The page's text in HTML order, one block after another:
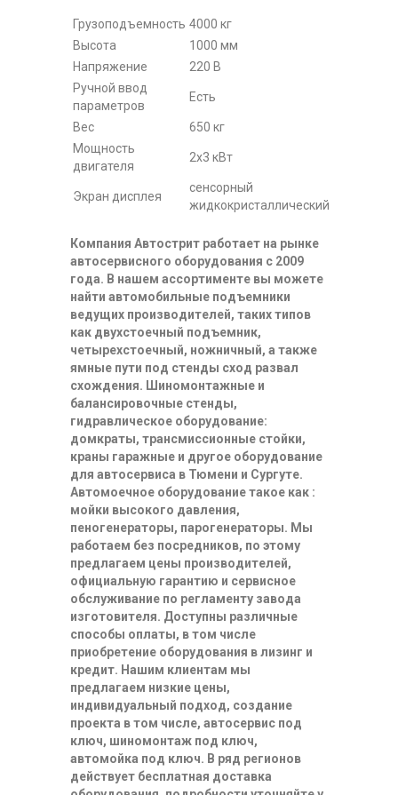
Грузоподъемность 4000 кг
Высота
1000 мм
Напряжение
220 В
Ручной ввод
параметров
Есть
Вес
650 кг
Мощность
двигателя
2х3 кВт
Экран дисплея
сенсорный
жидкокристаллический
Компания Автострит работает на рынке
автосервисного оборудования с 2009
года. В нашем ассортименте вы можете
найти автомобильные подъемники
ведущих производителей, таких типов
как двухстоечный подъемник,
четырехстоечный, ножничный, а также
ямные пути под стенды сход развал
схождения. Шиномонтажные и
балансировочные стенды,
гидравлическое оборудование:
домкраты, трансмиссионные стойки,
краны гаражные и другое оборудование
для автосервиса в Тюмени и Сургуте.
Автомоечное оборудование такое как :
мойки высокого давления,
пеногенераторы, парогенераторы. Мы
работаем без посредников, по этому
предлагаем цены производителей,
официальную гарантию и сервисное
обслуживание по регламенту завода
изготовителя. Доступны различные
способы оплаты, в том числе
приобретение оборудования в лизинг и
кредит. Нашим клиентам мы
предлагаем низкие цены,
индивидуальный подход, создание
проекта в том числе, автосервис под
ключ, шиномонтаж под ключ,
автомойка под ключ. В ряд регионов
действует бесплатная доставка